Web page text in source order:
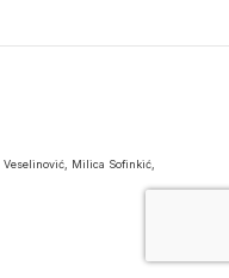
Milica Sofinkić,